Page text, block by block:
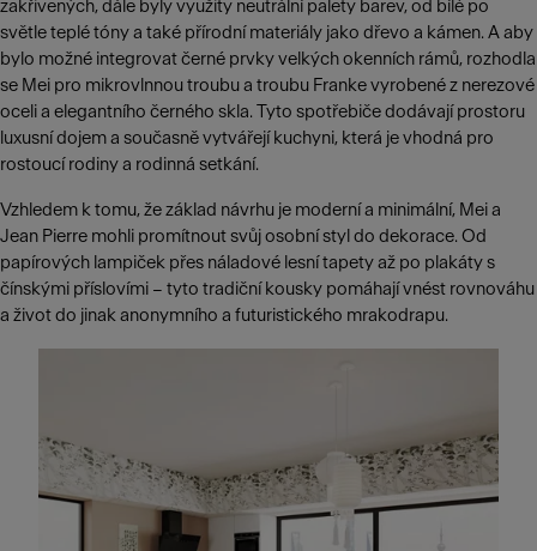
zakřivených, dále byly využity neutrální palety barev, od bílé po
světle teplé tóny a také přírodní materiály jako dřevo a kámen. A aby
bylo možné integrovat černé prvky velkých okenních rámů, rozhodla
se Mei pro mikrovlnnou troubu a troubu Franke vyrobené z nerezové
oceli a elegantního černého skla. Tyto spotřebiče dodávají prostoru
luxusní dojem a současně vytvářejí kuchyni, která je vhodná pro
rostoucí rodiny a rodinná setkání.
Vzhledem k tomu, že základ návrhu je moderní a minimální, Mei a
Jean Pierre mohli promítnout svůj osobní styl do dekorace. Od
papírových lampiček přes náladové lesní tapety až po plakáty s
čínskými příslovími – tyto tradiční kousky pomáhají vnést rovnováhu
a život do jinak anonymního a futuristického mrakodrapu.